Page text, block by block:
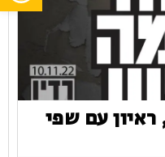
ראיון עם שפי